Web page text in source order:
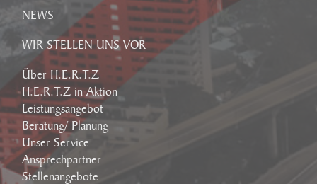
NEWS
WIR STELLEN UNS VOR
Über H.E.R.T.Z
H.E.R.T.Z in Aktion
Leistungsangebot
Beratung/ Planung
Unser Service
Ansprechpartner
Stellenangebote